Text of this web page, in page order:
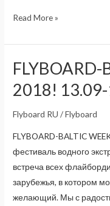
Регистрация
registreremine/
Registration
of
participants
Read More »
FLYBOARD-
2018!
Flyboard RU /Flyboard
FLYBOARD-BALTIC
фестиваль водного
встреча всех
зарубежья, в котором
желающий. Мы с